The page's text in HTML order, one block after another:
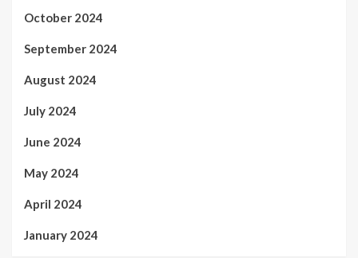
October 2024
September 2024
August 2024
July 2024
June 2024
May 2024
April 2024
January 2024